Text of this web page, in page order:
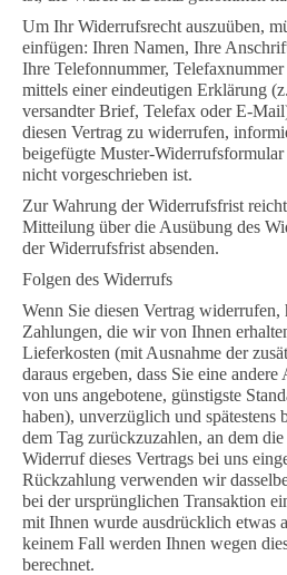
Um Ihr Widerrufsrecht auszuüben,
einfügen: Ihren Namen, Ihre
Ihre Telefonnummer,
mittels einer eindeutigen Erklärung
versandter Brief, Telefax oder E-
diesen Vertrag zu widerrufen,
beigefügte Muster-
nicht vorgeschrieben ist.
Zur Wahrung der Widerrufsfrist reicht
Mitteilung über die Ausübung des
der Widerrufsfrist absenden.
Folgen des Widerrufs
Wenn Sie diesen Vertrag
Zahlungen, die wir von Ihnen
Lieferkosten (mit Ausnahme der
daraus ergeben, dass Sie eine
von uns angebotene, günstigste
haben), unverzüglich und spätestens
dem Tag zurückzuzahlen, an dem
Widerruf dieses Vertrags bei uns
Rückzahlung verwenden wir
bei der ursprünglichen Transaktion
mit Ihnen wurde ausdrücklich etwas
keinem Fall werden Ihnen wegen
berechnet.